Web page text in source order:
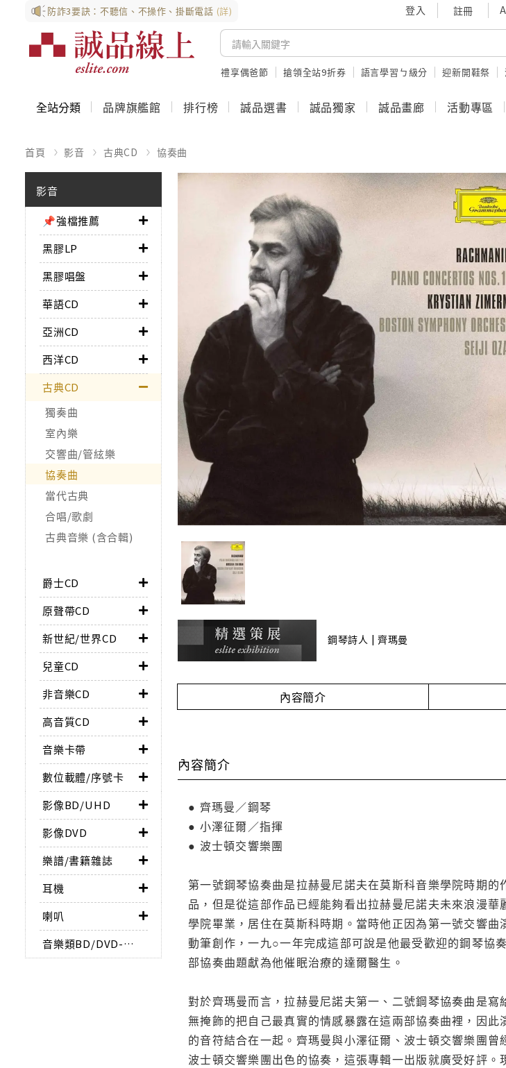
防詐3要訣：不聽信、不操作、掛斷電話 (詳) 登入 註冊
禮享偶爸節 搶領全站9折券 語言學習ㄅ級分 迎新開鞋祭
全站分類 品牌旗艦館 排行榜 誠品選書 誠品獨家 誠品畫廊 活動專區
首頁 影音 古典CD 協奏曲
影音
📌強檔推薦
黑膠LP
黑膠唱盤
華語CD
亞洲CD
西洋CD
古典CD
獨奏曲
室內樂
交響曲/管絃樂
協奏曲
當代古典
合唱/歌劇
古典音樂 (含合輯)
爵士CD
原聲帶CD
新世紀/世界CD
兒童CD
非音樂CD
高音質CD
音樂卡帶
數位載體/序號卡
影像BD/UHD
影像DVD
樂譜/書籍雜誌
耳機
喇叭
音樂類BD/DVD-AUDIO
鋼琴詩人 | 齊瑪曼
內容簡介
內容簡介
● 齊瑪曼／鋼琴
● 小澤征爾／指揮
● 波士頓交響樂團
第一號鋼琴協奏曲是拉赫曼尼諾夫在莫斯科音樂學院時期
品，但是從這部作品已經能夠看出拉赫曼尼諾夫未來浪漫
學院畢業，居住在莫斯科時期。當時他正因為第一號交響
動筆創作，一九○一年完成這部可說是他最受歡迎的鋼琴協
部協奏曲題獻為他催眠治療的達爾醫生。
對於齊瑪曼而言，拉赫曼尼諾夫第一、二號鋼琴協奏曲是
無掩飾的把自己最真實的情感暴露在這兩部協奏曲裡，因
的音符結合在一起。齊瑪曼與小澤征爾、波士頓交響樂團
波士頓交響樂團出色的協奏，這張專輯一出版就廣受好評